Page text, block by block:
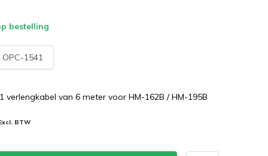
bestelling
OPC-1541
verlengkabel van 6 meter voor HM-162B / HM-195B
BTW